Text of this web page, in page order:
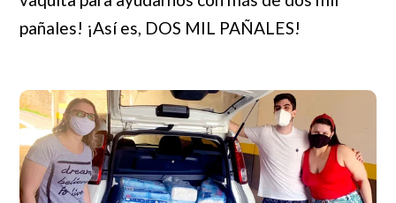
pañales! ¡Así es, DOS MIL PAÑALES!